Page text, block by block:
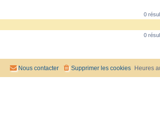
0
0
Heures
Supprimer les cookies
Nous contacter